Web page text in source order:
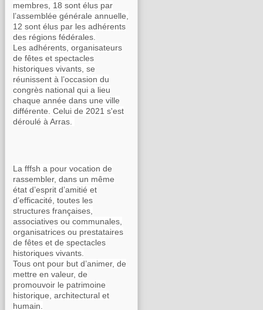
membres, 18 sont élus par
l’assemblée générale annuelle,
12 sont élus par les adhérents
des régions fédérales.
Les adhérents, organisateurs
de fêtes et spectacles
historiques vivants, se
réunissent à l’occasion du
congrès national qui a lieu
chaque année dans une ville
différente. Celui de 2021 s'est
déroulé à Arras.
La fffsh a pour vocation de
rassembler, dans un même
état d’esprit d’amitié et
d’efficacité, toutes les
structures françaises,
associatives ou communales,
organisatrices ou prestataires
de fêtes et de spectacles
historiques vivants.
Tous ont pour but d’animer, de
mettre en valeur, de
promouvoir le patrimoine
historique, architectural et
humain.